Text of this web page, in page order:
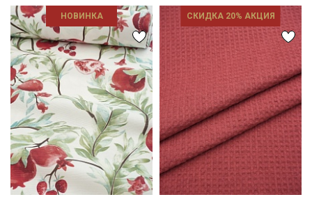
НОВИНКА СКИДКА 20% АКЦИЯ